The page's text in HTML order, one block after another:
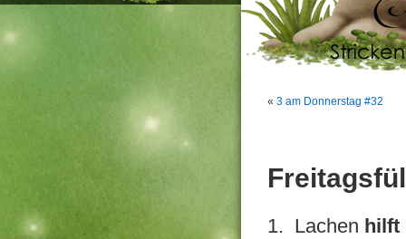
« 3 am Donnerstag #32
1. Lachen hilft